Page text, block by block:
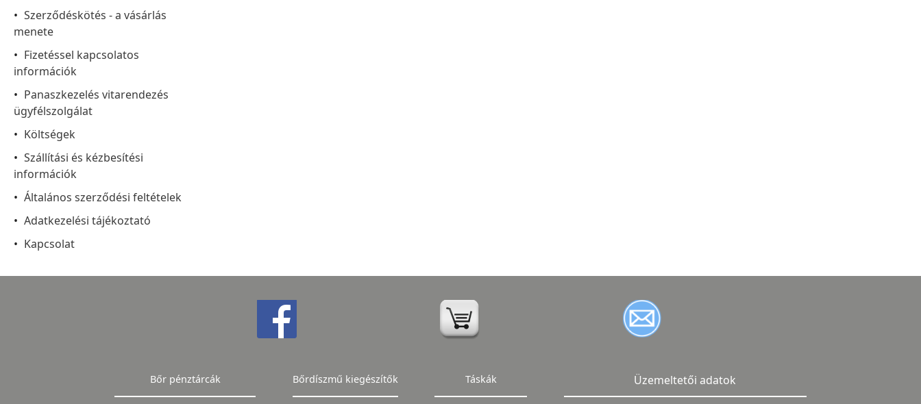
Szerződéskötés - a vásárlás
menete
Fizetéssel kapcsolatos
információk
Panaszkezelés vitarendezés
ügyfélszolgálat
Költségek
Szállítási és kézbesítési
információk
Általános szerződési feltételek
Adatkezelési tájékoztató
Kapcsolat
Bőr pénztárcák Bőrdíszmű kiegészítők Táskák Üzemeltetői adatok